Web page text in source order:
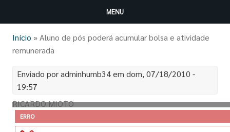
Pular para o conteúdo principalMENU
Você está aqui
Início » Aluno de pós poderá acumular bolsa e atividade
remunerada
ERRO
Enviado poradminhumb34em dom, 07/18/2010 -
19:57
RICARDO MIOTO
DE SÃO PAULO
Alunos de pós-graduação do CNPq (Conselho Nacional de